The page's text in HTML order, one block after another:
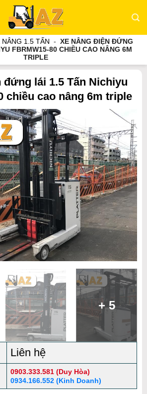
NÂNG 1.5 TẤN - XE NÂNG ĐIỆN ĐỨNG
FBRMW15-80 CHIỀU CAO NÂNG 6M
TRIPLE
đứng lái 1.5 Tấn Nichiyu
chiều cao nâng 6m triple
+ 5
Liên hệ
0903.333.581 (Duy Hòa)
0934.166.552 (Kinh Doanh)